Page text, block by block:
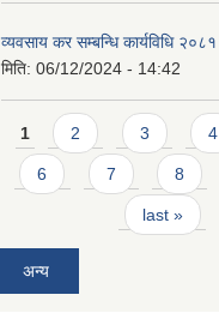
व्यवसाय कर सम्बन्धि कार्यविधि २०८१
मिति: 06/12/2024 - 14:42
Pages
1 2 3 4
6 7 8
last »
अन्य